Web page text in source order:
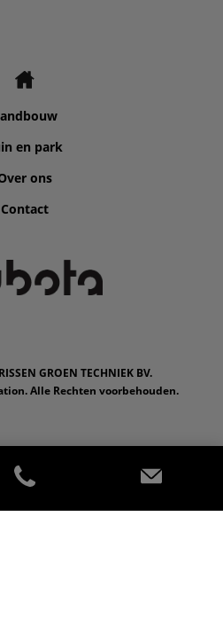
en park
ons
Contact
GROEN TECHNIEK BV.
Alle Rechten voorbehouden.